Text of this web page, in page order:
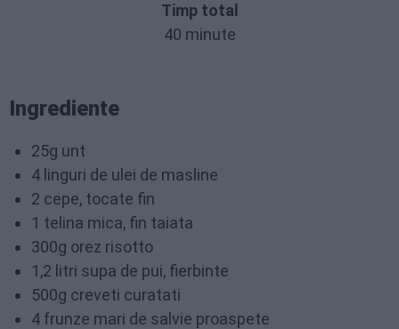
Timp total
40 minute
Ingrediente
25g unt
4 linguri de ulei de masline
2 cepe, tocate fin
1 telina mica, fin taiata
300g orez risotto
1,2 litri supa de pui, fierbinte
500g creveti curatati
4 frunze mari de salvie proaspete